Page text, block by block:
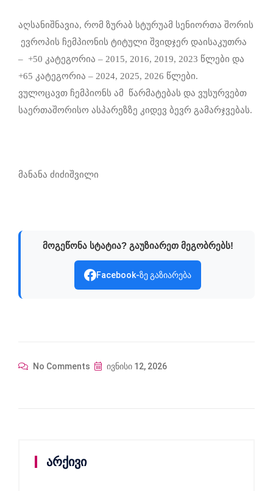
აღსანიშნავია, რომ ზურაბ სტურუამ სენიორთა შორის
ევროპის ჩემპიონის ტიტული შვიდჯერ დაისაკუთრა
– +50 კატეგორია – 2015, 2016, 2019, 2023 წლები და
+65 კატეგორია – 2024, 2025, 2026 წლები.
ვულოცავთ ჩემპიონს ამ წარმატებას და ვუსურვებთ
საერთაშორისო ასპარეზზე კიდევ ბევრ გამარჯვებას.
მანანა ძიძიშვილი
მოგეწონა სტატია? გაუზიარეთ მეგობრებს!
Facebook-ზე გაზიარება
No Comments ივნისი 12, 2026
არქივი